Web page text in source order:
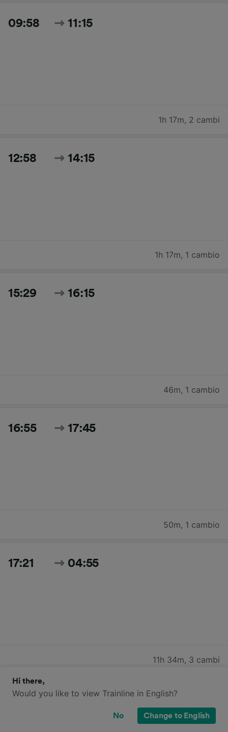
09:58 11:15
1h 17m, 2 cambi
12:58 14:15
1h 17m, 1 cambio
15:29 16:15
46m, 1 cambio
16:55 17:45
50m, 1 cambio
17:21 04:55
11h 34m, 3 cambi
19:08 06:45
Hi there,
Would you like to view Trainline in English?
No Change to English